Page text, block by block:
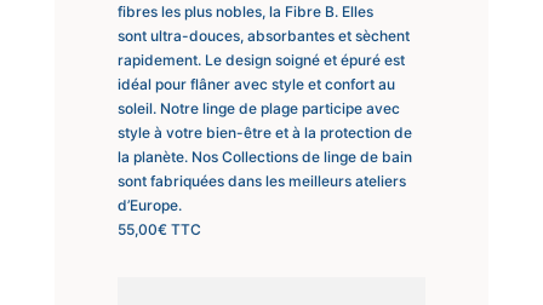
fibres les plus nobles, la Fibre B. Elles
sont ultra-douces, absorbantes et sèchent
rapidement. Le design soigné et épuré est
idéal pour flâner avec style et confort au
soleil. Notre linge de plage participe avec
style à votre bien-être et à la protection de
la planète. Nos Collections de linge de bain
sont fabriquées dans les meilleurs ateliers
d’Europe.
55,00€ TTC